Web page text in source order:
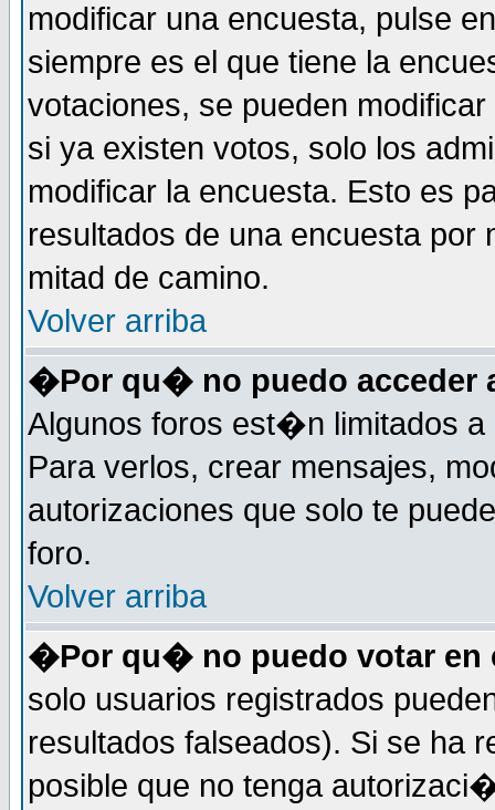
modificar una encuesta, pulse
siempre es el que tiene la
votaciones, se pueden
si ya existen votos, solo los
modificar la encuesta. Esto es
resultados de una encuesta
mitad de camino.
Volver arriba
�Por qu� no puedo acceder
Algunos foros est�n limitados
Para verlos, crear mensajes,
autorizaciones que solo te
foro.
Volver arriba
�Por qu� no puedo votar en
solo usuarios registrados
resultados falseados). Si se ha
posible que no tenga